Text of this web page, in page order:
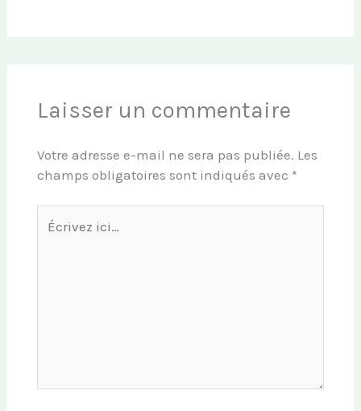
Laisser un commentaire
Votre adresse e-mail ne sera pas publiée. Les
champs obligatoires sont indiqués avec *
ici…